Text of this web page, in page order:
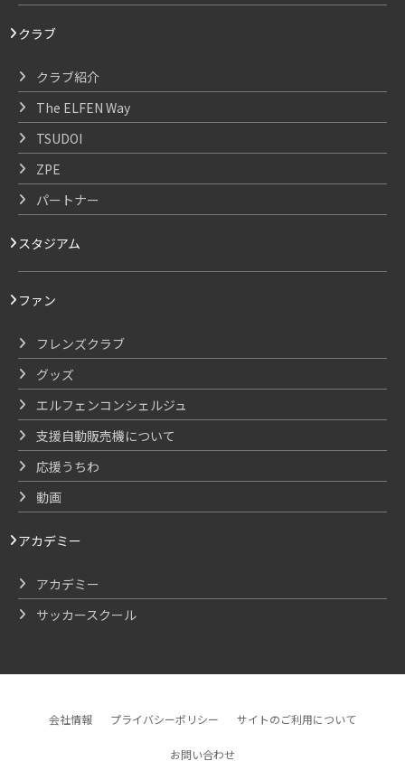
クラブ
クラブ紹介
The ELFEN Way
TSUDOI
ZPE
パートナー
スタジアム
ファン
フレンズクラブ
グッズ
エルフェンコンシェルジュ
支援自動販売機について
応援うちわ
動画
アカデミー
アカデミー
サッカースクール
会社情報 プライバシーポリシー サイトのご利用について
お問い合わせ